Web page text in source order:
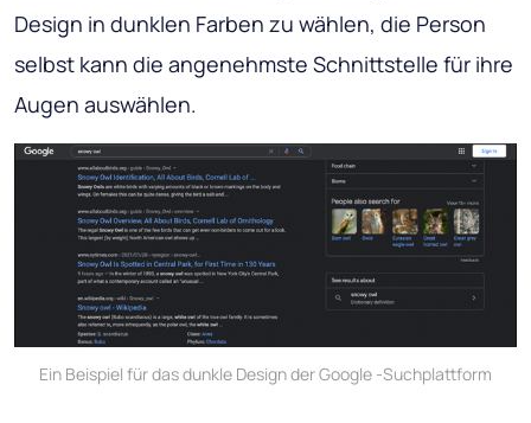
Design in dunklen Farben zu wählen, die Person
selbst kann die angenehmste Schnittstelle für ihre
Augen auswählen.
Ein Beispiel für das dunkle Design der Google -Suchplattform